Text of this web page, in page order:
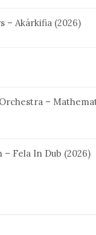
– Akárkifia (2026)
–
– Fela In Dub (2026)